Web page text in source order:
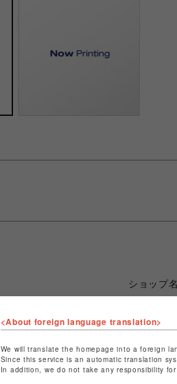
ショップ名
特定商取
ショップ
<About foreign language translation>
We will translate the homepage into a foreign
Since this service is an automatic translation
In addition, we do not take any responsibility